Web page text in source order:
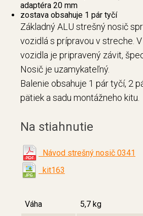
adaptéra 20 mm
zostava obsahuje 1 pár tyčí
Základný ALU strešný nosič
vozidlá s prípravou v streche.
vozidla je pripravený závit,
Nosič je uzamykateľný.
Balenie obsahuje 1 pár tyčí, 2
pätiek a sadu montážneho kitu.
Na stiahnutie
Návod strešný nosič 0341
kit163
Váha
5,7 kg